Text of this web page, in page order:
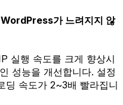
가 느려지지 않
실행 속도를 크게 향상시
성능을 개선합니다. 설정
딩 속도가 2~3배 빨라집니